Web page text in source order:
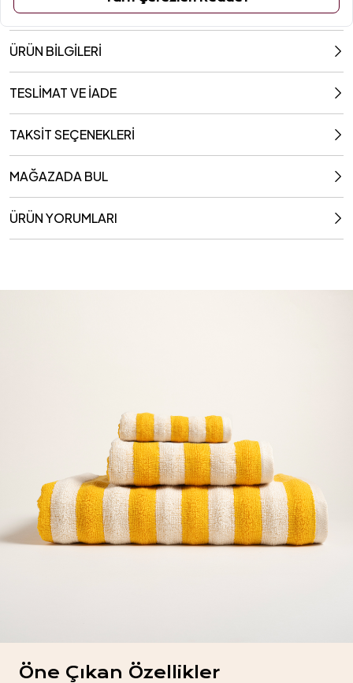
ÜRÜN BİLGİLERİ
TESLİMAT VE İADE
TAKSİT SEÇENEKLERİ
MAĞAZADA BUL
ÜRÜN YORUMLARI
Öne Çıkan Özellikler